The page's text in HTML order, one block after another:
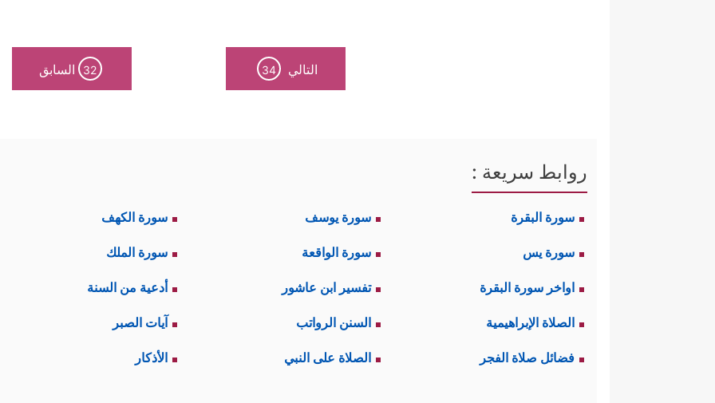
التالي 34
32 السابق
روابط سريعة :
سورة البقرة سورة يوسف سورة الكهف
سورة يس سورة الواقعة سورة الملك
اواخر سورة البقرة تفسير ابن عاشور أدعية من السنة
الصلاة الإبراهيمية السنن الرواتب آيات الصبر
فضائل صلاة الفجر الصلاة على النبي الأذكار